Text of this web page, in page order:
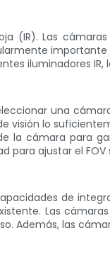
(IR). Las
iluminadores
una
visión lo
cámara para
para ajustar el
de
Las
Además, las